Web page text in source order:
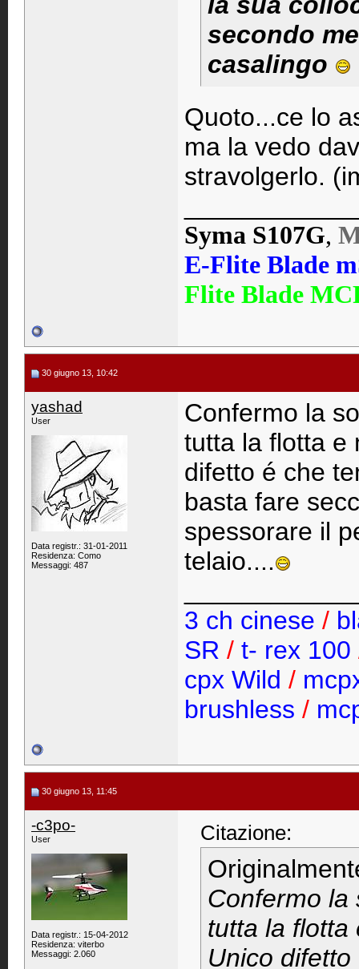
secondo
casalingo
Quoto...ce lo
ma la vedo
stravolgerlo.
Syma S107G,
E-Flite Blade
Flite Blade
30 giugno 13, 10:42
yashad
User
Data registr.: 31-01-2011
Residenza: Como
Messaggi: 487
Confermo la
tutta la flotta e
difetto é che
basta fare
spessorare il
telaio....
3 ch cinese /
SR / t- rex 100
cpx Wild /
brushless /
30 giugno 13, 11:45
-c3po-
User
Data registr.: 15-04-2012
Residenza: viterbo
Messaggi: 2.060
Citazione:
Confermo la
tutta la flotta
Unico